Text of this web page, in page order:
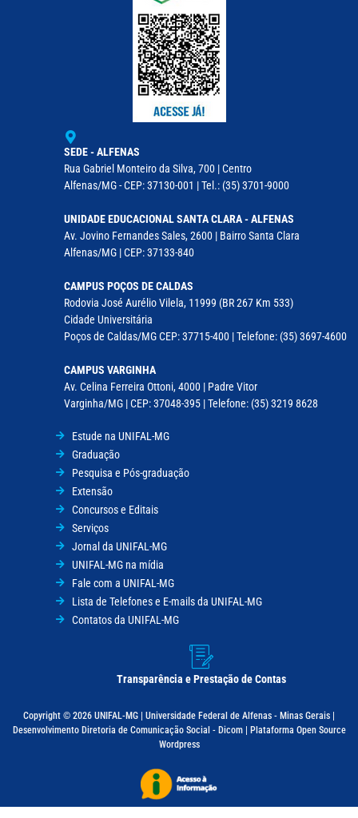
SEDE - ALFENAS
Rua Gabriel Monteiro da Silva, 700 | Centro
Alfenas/MG - CEP: 37130-001 | Tel.: (35) 3701-9000
UNIDADE EDUCACIONAL SANTA CLARA - ALFENAS
Av. Jovino Fernandes Sales, 2600 | Bairro Santa Clara
Alfenas/MG | CEP: 37133-840
CAMPUS POÇOS DE CALDAS
Rodovia José Aurélio Vilela, 11999 (BR 267 Km 533)
Cidade Universitária
Poços de Caldas/MG CEP: 37715-400 | Telefone: (35) 3697-4600
CAMPUS VARGINHA
Av. Celina Ferreira Ottoni, 4000 | Padre Vitor
Varginha/MG | CEP: 37048-395 | Telefone: (35) 3219 8628
Estude na UNIFAL-MG
Graduação
Pesquisa e Pós-graduação
Extensão
Concursos e Editais
Serviços
Jornal da UNIFAL-MG
UNIFAL-MG na mídia
Fale com a UNIFAL-MG
Lista de Telefones e E-mails da UNIFAL-MG
Contatos da UNIFAL-MG
Transparência e Prestação de Contas
Copyright © 2026 UNIFAL-MG | Universidade Federal de Alfenas - Minas Gerais |
Desenvolvimento Diretoria de Comunicação Social - Dicom | Plataforma Open Source
Wordpress